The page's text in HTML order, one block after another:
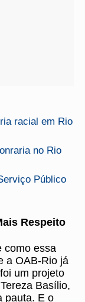
racial em Rio
no Rio
Público
Respeito
como essa
a OAB-Rio já
um projeto
Basílio,
pauta. E o